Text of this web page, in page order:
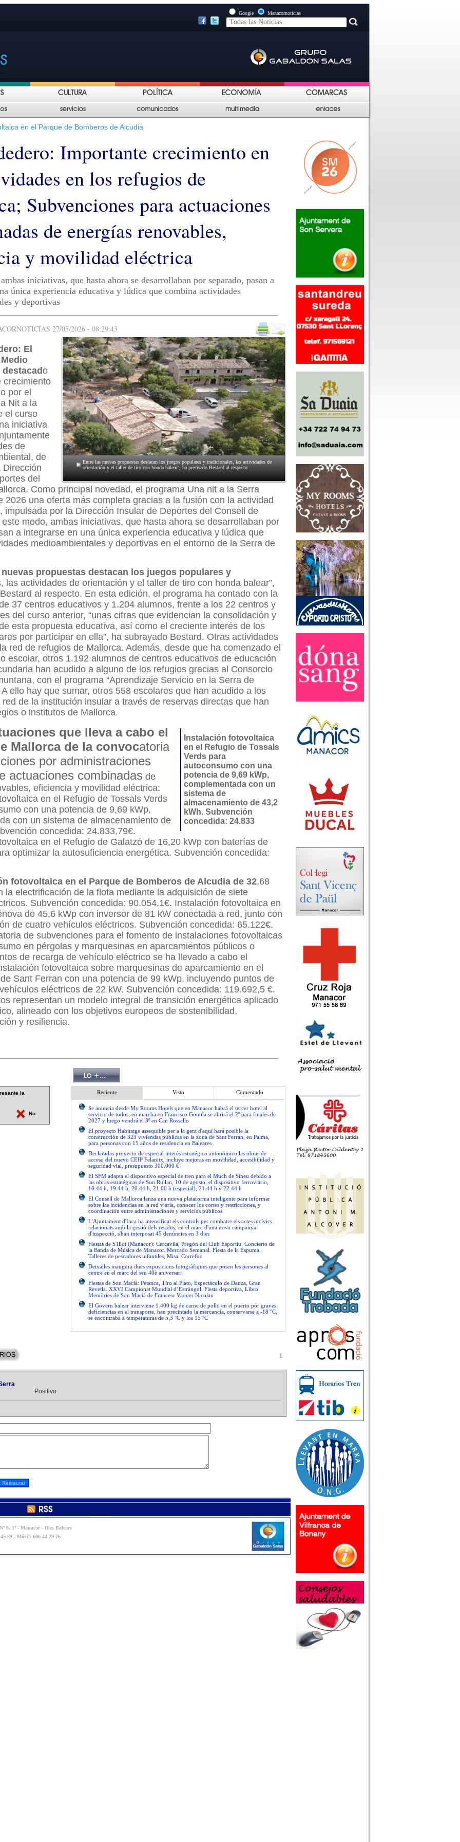
Google Manacornoticias
en el Parque de Bomberos de Alcudia
Importante crecimiento en
en los refugios de
Subvenciones para actuaciones
de energías renovables,
y movilidad eléctrica
iniciativas, que hasta ahora se desarrollaban por separado, pasan a
única experiencia educativa y lúdica que combina actividades
y deportivas
27/05/2026 - 08:29:43
Entre las nuevas propuestas destacan los juegos populares y tradicionales, las actividades de
orientación y el taller de tiro con honda balear”, ha precisado Bestard al respecto
El
o
crecimiento
por el
Nit a la
el curso
iniciativa
de
de
Dirección
del
Como principal novedad, el programa Una nit a la Serra
2026 una oferta más completa gracias a la fusión con la actividad
impulsada por la Dirección Insular de Deportes del Consell de
este modo, ambas iniciativas, que hasta ahora se desarrollaban por
a integrarse en una única experiencia educativa y lúdica que
medioambientales y deportivas en el entorno de la Serra de
propuestas destacan los juegos populares y
las actividades de orientación y el taller de tiro con honda balear”,
al respecto. En esta edición, el programa ha contado con la
37 centros educativos y 1.204 alumnos, frente a los 22 centros y
del curso anterior, “unas cifras que evidencian la consolidación y
esta propuesta educativa, así como el creciente interés de los
por participar en ella”, ha subrayado Bestard. Otras actividades
red de refugios de Mallorca. Además, desde que ha comenzado el
escolar, otros 1.192 alumnos de centros educativos de educación
han acudido a alguno de los refugios gracias al Consorcio
con el programa “Aprendizaje Servicio en la Serra de
A ello hay que sumar, otros 558 escolares que han acudido a los
de la institución insular a través de reservas directas que han
o institutos de Mallorca.
Instalación fotovoltaica
en el Refugio de Tossals
Verds para
autoconsumo con una
potencia de 9,69 kWp,
complementada con un
sistema de
almacenamiento de 43,2
kWh. Subvención
concedida: 24.833
que lleva a cabo el
Mallorca de la convocatoria
por administraciones
actuaciones combinadas de
eficiencia y movilidad eléctrica:
en el Refugio de Tossals Verds
con una potencia de 9,69 kWp,
con un sistema de almacenamiento de
concedida: 24.833,79€.
en el Refugio de Galatzó de 16,20 kWp con baterías de
optimizar la autosuficiencia energética. Subvención concedida:
fotovoltaica en el Parque de Bomberos de Alcudia de 32,68
la electrificación de la flota mediante la adquisición de siete
Subvención concedida: 90.054,1€. Instalación fotovoltaica en
de 45,6 kWp con inversor de 81 kW conectada a red, junto con
de cuatro vehículos eléctricos. Subvención concedida: 65.122€.
de subvenciones para el fomento de instalaciones fotovoltaicas
en pérgolas y marquesinas en aparcamientos públicos o
de recarga de vehículo eléctrico se ha llevado a cabo el
fotovoltaica sobre marquesinas de aparcamiento en el
Sant Ferran con una potencia de 99 kWp, incluyendo puntos de
eléctricos de 22 kW. Subvención concedida: 119.692,5 €.
representan un modelo integral de transición energética aplicado
alineado con los objetivos europeos de sostenibilidad,
y resiliencia.
la
No
Reciente Visto Comentado
Se anuncia desde My Rooms Hotels que en Manacor habrá el tercer hotel al
servicio de todos, en marcha en Francisco Gomila se abrirá el 2º para finales de
2027 y luego vendrá el 3º en Can Rossello
El proyecto Habitatge assequible per a la gent d'aquí hará posible la
construcción de 323 viviendas públicas en la zona de Sant Ferran, en Palma,
para personas con 15 años de residencia en Baleares
Declaradas proyecto de especial interés estratégico autonómico las obras de
acceso del nuevo CEIP Felanitx, incluye mejoras en movilidad, accesibilidad y
seguridad vial, presupuesto 300.000 €
El SFM adapta el dispositivo especial de tren para el Much de Sineu debido a
las obras estratégicas de Son Rullan, 10 de agosto, el dispositivo ferroviario,
18.44 h, 19.44 h, 20.44 h, 21.00 h (especial), 21.44 h y 22.44 h
El Consell de Mallorca lanza una nueva plataforma inteligente para informar
sobre las incidencias en la red viaria, conocer los cortes y restricciones, y
coordinación entre administraciones y servicios públicos
L'Ajuntament d'Inca ha intensificat els controls per combatre els actes incívics
relacionats amb la gestió dels residus, en el marc d'una nova campanya
d'inspecció, s'han interposat 45 denúncies en 3 dies
Fiestas de S'Illot (Manacor): Cercavila, Pregón del Club Esportiu. Concierto de
la Banda de Música de Manacor. Mercado Semanal. Fiesta de la Espuma.
Talleres de pescadores infantiles, Misa. Correfoc
Deixalles inaugura dues exposicions fotogràfiques que posen les persones al
centre en el marc del seu 40è aniversari
Fiestas de Son Macià: Petanca, Tiro al Plato, Espectáculo de Danza, Gran
Revetla. XXVI Campionat Mundial d’Estràngol. Fiesta deportiva, Libro
Memòries de Son Macià de Francesc Vaquer Nicolau
El Govern balear interviene 1.400 kg de carne de pollo en el puerto por graves
deficiencias en el transporte, han precintado la mercancía, conservarse a -18 °C,
se encontraba a temperaturas de 5,3 °C y los 15 °C
1
Positivo
8, 1º - Manacor - Illes Balears
89 - Móvil: 606 44 29 76